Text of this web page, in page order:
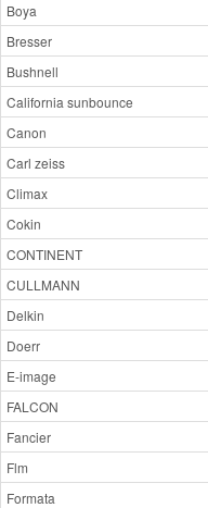
Boya
Bresser
Bushnell
California sunbounce
Canon
Carl zeiss
Climax
Cokin
CONTINENT
CULLMANN
Delkin
Doerr
E-image
FALCON
Fancier
Flm
Formata